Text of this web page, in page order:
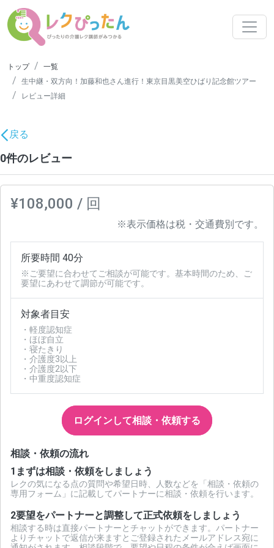
トップ
一覧
生中継・双方向！加藤和也さん進行！東京目黒美空ひばり記念館ツアー
レビュー詳細
戻る
0件のレビュー
¥108,000 / 回
※表示価格は税・交通費別です。
所要時間 40分
※ご要望に合わせてご相談が可能です。基本時間のため、ご
要望にあわせて調節が可能です。
対象者目安
・軽度認知症
・ほぼ自立
・寝たきり
・介護度3以上
・介護度2以下
・中重度認知症
ログインして相談・依頼する
相談・依頼の流れ
1 まずは相談・依頼をしましょう
レクの気になる点の質問や希望日時、人数などを「相談・依頼の
専用フォーム」に記載してパートナーに相談・依頼を行います。
2要望をパートナーと調整して正式依頼をしましょう
相談する時は直接パートナーとチャットができます。パートナー
よりチャットで返信が来ますとご登録されたメールアドレス宛に